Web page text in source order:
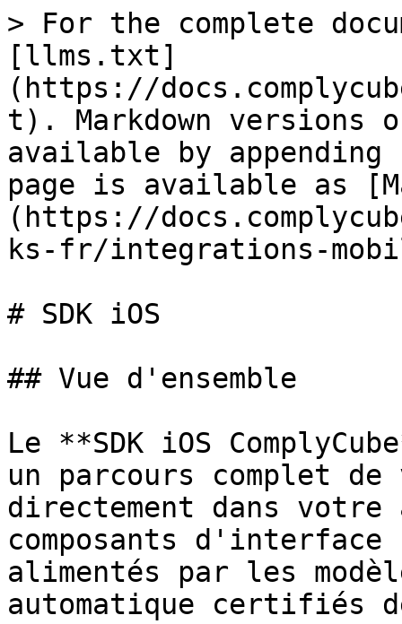
> For the complete
[llms.txt]
(https://
t). Markdown versions
available by
page is available as
(https://
ks-fr/integrations-
# SDK iOS
## Vue d'ensemble
Le **SDK iOS
un parcours complet
directement dans
composants
alimentés par les
automatique certifiés